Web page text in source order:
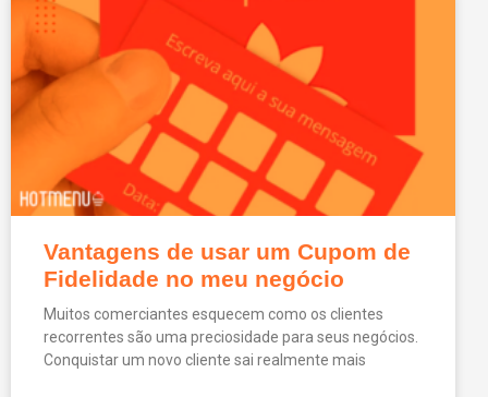
Vantagens de usar um Cupom de
Fidelidade no meu negócio
Muitos comerciantes esquecem como os clientes
recorrentes são uma preciosidade para seus negócios.
Conquistar um novo cliente sai realmente mais